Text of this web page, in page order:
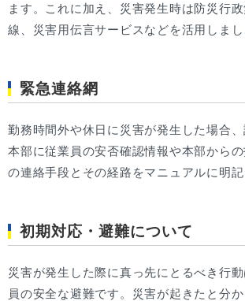
ます。これに加え、災害発生時は防災行
線、災害用伝言サービスなどを活用しまし
緊急連絡網
勤務時間外や休日に災害が発生した場合
本部に従業員の安否確認情報や本部から
の連絡手段とその経路をマニュアルに明記
初期対応・避難について
災害が発生した際に真っ先にとるべき行
員の安全な避難です。災害が起きたと分